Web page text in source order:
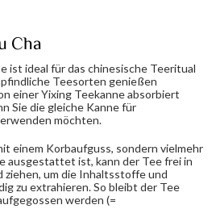
Cha
ist ideal für das chinesische Teeritual
Teesorten genießen
einer Yixing Teekanne absorbiert
Sie die gleiche Kanne für
möchten.
einem Korbaufguss, sondern vielmehr
ausgestattet ist, kann der Tee frei in
ziehen, um die Inhaltsstoffe und
zu extrahieren. So bleibt der Tee
werden (=